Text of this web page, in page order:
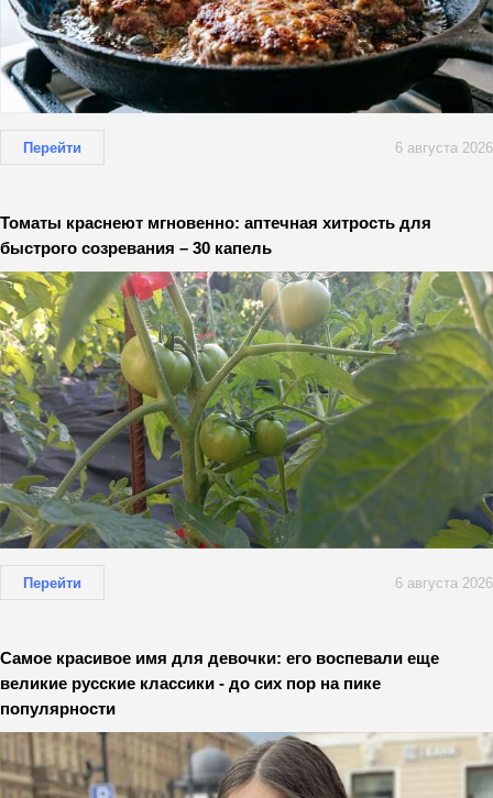
Перейти 6 августа 2026
Томаты краснеют мгновенно: аптечная хитрость для
быстрого созревания – 30 капель
Перейти 6 августа 2026
Самое красивое имя для девочки: его воспевали еще
великие русские классики - до сих пор на пике
популярности